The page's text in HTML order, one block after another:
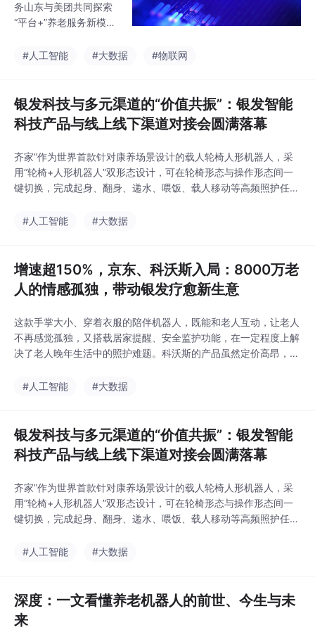
务山东与美团共同探索
“平台+”养老服务新模式
适老涂装赋能养老服务
智慧康养领域富泽人寿
与山东健康集团，深化
康养领域布局新华保险
机构落地江西省：推出
适老化家居产品购买补
贴2银发消费五一假期居
比增长40.1%3银发文娱
展五一期间，银发族自
驾游
#人工智能 #大数据 #物联网
银发科技与多元渠道的“价值共振”：银发智能
科技产品与线上线下渠道对接会圆满落幕
齐家”作为世界首款针对康养场景设计的载人轮椅人形机器人，采
用“轮椅+人形机器人”双形态设计，可在轮椅形态与操作形态间一
键切换，完成起身、翻身、递水、喂饭、载人移动等高频照护任
“科技研发—成果转化—场景落地”的全链条闭环——入驻企业可优
#人工智能 #大数据
增速超150%，京东、科沃斯入局：8000万老
人的情感孤独，带动银发疗愈新生意
这款手掌大小、穿着衣服的陪伴机器人，既能和老人互动，让老人
不再感觉孤独，又搭载居家提醒、安全监护功能，在一定程度上解
决了老人晚年生活中的照护难题。科沃斯的产品虽然定价高昂，一
一盘大棋：此前，科沃斯已相继推出清洁机器人、管家机器人等
#人工智能 #大数据
银发科技与多元渠道的“价值共振”：银发智能
科技产品与线上线下渠道对接会圆满落幕
齐家”作为世界首款针对康养场景设计的载人轮椅人形机器人，采
用“轮椅+人形机器人”双形态设计，可在轮椅形态与操作形态间一
键切换，完成起身、翻身、递水、喂饭、载人移动等高频照护任
“科技研发—成果转化—场景落地”的全链条闭环——入驻企业可优
#人工智能 #大数据
深度：一文看懂养老机器人的前世、今生与未
来